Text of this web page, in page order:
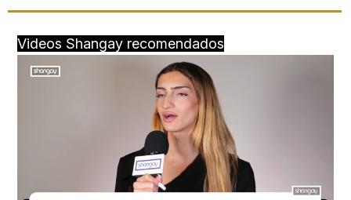
Videos Shangay recomendados